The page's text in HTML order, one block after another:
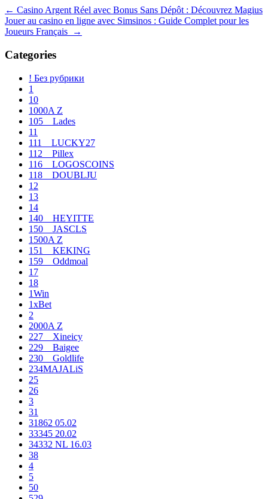
Navegación
de
← Casino Argent Réel avec Bonus Sans Dépôt : Découvrez Magius
Jouer au casino en ligne avec Simsinos : Guide Complet pour les
Joueurs Français
→
Categories
! Без рубрики
1
10
1000A Z
105__Lades
11
111__LUCKY27
112__Pillex
116__LOGOSCOINS
118__DOUBLJU
12
13
14
140__HEYITTE
150__JASCLS
1500A Z
151__KEKING
159__Oddmoal
17
18
1Win
1xBet
2
2000A Z
227__Xineicy
229__Baigee
230__Goldlife
234MAJALiS
25
26
3
31
31862 05.02
33345 20.02
34332 NL 16.03
38
4
5
50